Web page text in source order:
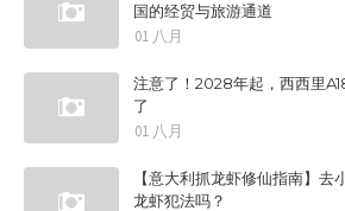
国的经贸与旅游通道
01 八月
注意了！2028年起，西西里
了
01 八月
【意大利抓龙虾修仙指南】去
龙虾犯法吗？